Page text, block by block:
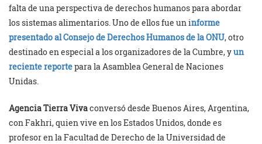
falta de una perspectiva de derechos humanos para abordar
los sistemas alimentarios. Uno de ellos fue un informe
presentado al Consejo de Derechos Humanos de la ONU, otro
destinado en especial a los organizadores de la Cumbre, yun
reciente reportepara la Asamblea General de Naciones
Unidas.
Agencia Tierra Vivaconversó desde Buenos Aires, Argentina,
con Fakhri, quien vive en los Estados Unidos, donde es
profesor en la Facultad de Derecho de la Universidad de